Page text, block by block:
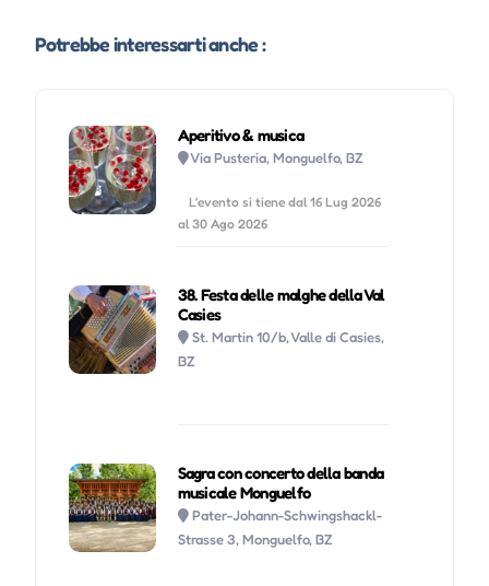
Potrebbe interessarti anche :
Aperitivo & musica
Via Pusteria, Monguelfo, BZ
L'evento si tiene dal 16 Lug 2026
al 30 Ago 2026
38. Festa delle malghe della Val
Casies
St. Martin 10/b, Valle di Casies,
BZ
Sagra con concerto della banda
musicale Monguelfo
Pater-Johann-Schwingshackl-
Strasse 3, Monguelfo, BZ